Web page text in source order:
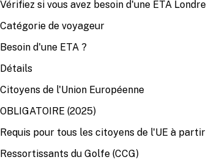
Vérifiez si vous avez besoin d'une ETA
Catégorie de voyageur
Besoin d'une ETA ?
Détails
Citoyens de l'Union Européenne
OBLIGATOIRE (2025)
Requis pour tous les citoyens de l'UE à
Ressortissants du Golfe (CCG)